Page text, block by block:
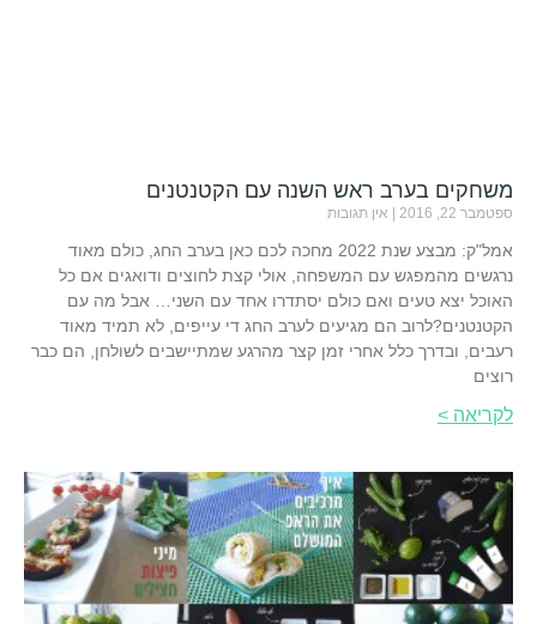
משחקים בערב ראש השנה עם הקטנטנים
ספטמבר 22, 2016 אין תגובות
אמל"ק: מבצע שנת 2022 מחכה לכם כאן בערב החג, כולם מאוד
נרגשים מהמפגש עם המשפחה, אולי קצת לחוצים ודואגים אם כל
האוכל יצא טעים ואם כולם יסתדרו אחד עם השני… אבל מה עם
הקטנטנים?לרוב הם מגיעים לערב החג די עייפים, לא תמיד מאוד
רעבים, ובדרך כלל אחרי זמן קצר מהרגע שמתיישבים לשולחן, הם כבר
רוצים
לקריאה >